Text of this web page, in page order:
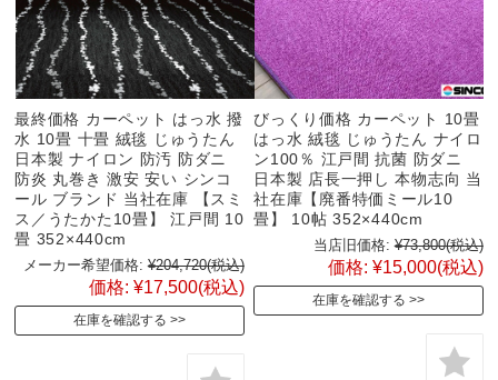
最終価格 カーペット はっ水 撥
水 10畳 十畳 絨毯 じゅうたん
日本製 ナイロン 防汚 防ダニ
防炎 丸巻き 激安 安い シンコ
ール ブランド 当社在庫 【スミ
ス／うたかた10畳】 江戸間 10
畳 352×440cm
メーカー希望価格: ¥204,720(税込)
価格: ¥17,500(税込)
在庫を確認する
びっくり価格 カーペット 10畳
はっ水 絨毯 じゅうたん ナイロ
ン100％ 江戸間 抗菌 防ダニ
日本製 店長一押し 本物志向 当
社在庫【廃番特価ミール10
畳】 10帖 352×440cm
当店旧価格: ¥73,800(税込)
価格: ¥15,000(税込)
在庫を確認する